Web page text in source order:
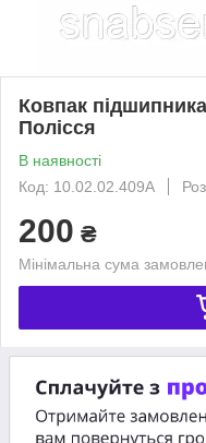
Ковпак
Полісся
В наявності
Код: 10.02.02.409А
200 ₴
Мінімальна сума